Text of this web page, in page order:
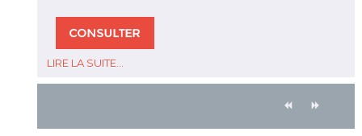
LIRE LA SUITE...